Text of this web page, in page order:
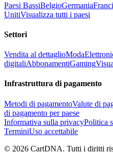
Paesi BassiBelgioGermania
UnitiVisualizza tutti i paesi
Settori
Vendita al dettaglioModa
digitaliAbbonamentiGaming
Infrastruttura di pagamento
Metodi di pagamentoValute di
di pagamento per paese
Informativa sulla privacyPolitica
TerminiUso accettabile
© 2026 CartDNA. Tutti i diritti